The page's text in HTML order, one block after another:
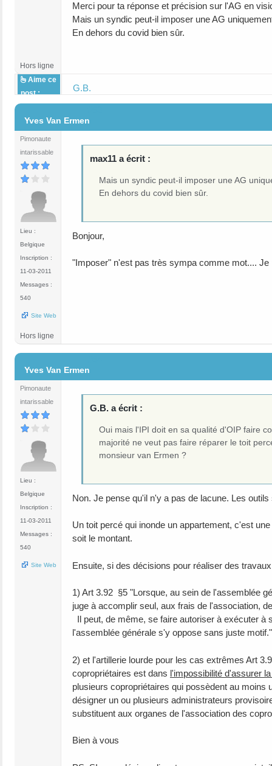
Merci pour ta réponse et précision sur l'AG en
Mais un syndic peut-il imposer une AG
En dehors du covid bien sûr.
Hors ligne
Aime ce
post :
G.B.
Yves Van Ermen
Pimonaute
intarissable
Lieu :
Belgique
Inscription :
11-03-2011
Messages :
540
Site Web
max11 a écrit :
Mais un syndic peut-il imposer une AG
En dehors du covid bien sûr.
Bonjour,
"Imposer" n'est pas très sympa comme mot.... Je
Hors ligne
Yves Van Ermen
Pimonaute
intarissable
Lieu :
Belgique
Inscription :
11-03-2011
Messages :
540
Site Web
G.B. a écrit :
Oui mais l'IPI doit en sa qualité d'OIP faire
majorité ne veut pas faire réparer le toit
monsieur van Ermen ?
Non. Je pense qu'il n'y a pas de lacune. Les
Un toit percé qui inonde un appartement, c'est
soit le montant.
Ensuite, si des décisions pour réaliser des
1) Art 3.92 §5 "Lorsque, au sein de l'assemblée
juge à accomplir seul, aux frais de l'association,
Il peut, de même, se faire autoriser à exécuter
l'assemblée générale s'y oppose sans juste motif."
2) et l'artillerie lourde pour les cas extrêmes Art
copropriétaires est dans l'impossibilité d'assurer
plusieurs copropriétaires qui possèdent au
désigner un ou plusieurs administrateurs
substituent aux organes de l'association des
Bien à vous